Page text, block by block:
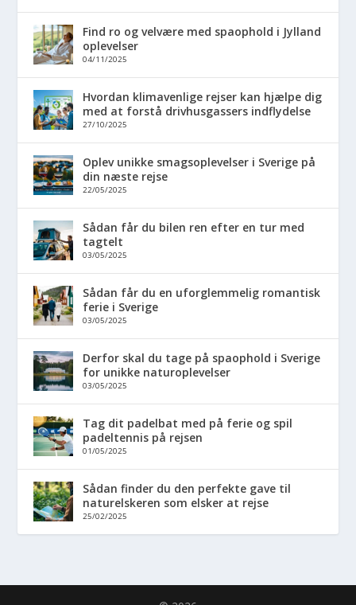
Find ro og velvære med spaophold i Jylland
oplevelser
04/11/2025
Hvordan klimavenlige rejser kan hjælpe dig
med at forstå drivhusgassers indflydelse
27/10/2025
Oplev unikke smagsoplevelser i Sverige på
din næste rejse
22/05/2025
Sådan får du bilen ren efter en tur med
tagtelt
03/05/2025
Sådan får du en uforglemmelig romantisk
ferie i Sverige
03/05/2025
Derfor skal du tage på spaophold i Sverige
for unikke naturoplevelser
03/05/2025
Tag dit padelbat med på ferie og spil
padeltennis på rejsen
01/05/2025
Sådan finder du den perfekte gave til
naturelskeren som elsker at rejse
25/02/2025